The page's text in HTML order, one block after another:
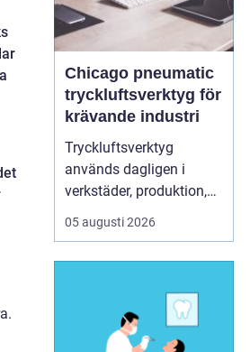
Chicago pneumatic
tryckluftsverktyg för
krävande industri
Tryckluftsverktyg
används dagligen i
verkstäder, produktion,
service och underhåll. De
ska leverera högt
säkra och ergonomiska
för användaren. Chicago
Pneumatic är ett av de
05 augusti 2026